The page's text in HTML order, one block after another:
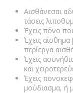
Αισθάνεσαι
τάσεις
Έχεις πόνο
Έχεις
περίεργα
Έχεις
και
Έχεις
μούδιασμα, ή